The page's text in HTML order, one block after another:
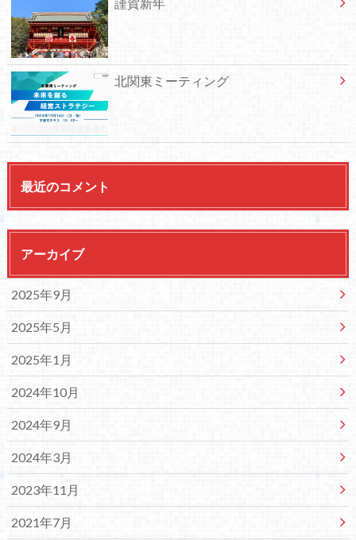
北関東ミーティング
最近のコメント
アーカイブ
2025年9月
2025年5月
2025年1月
2024年10月
2024年9月
2024年3月
2023年11月
2021年7月